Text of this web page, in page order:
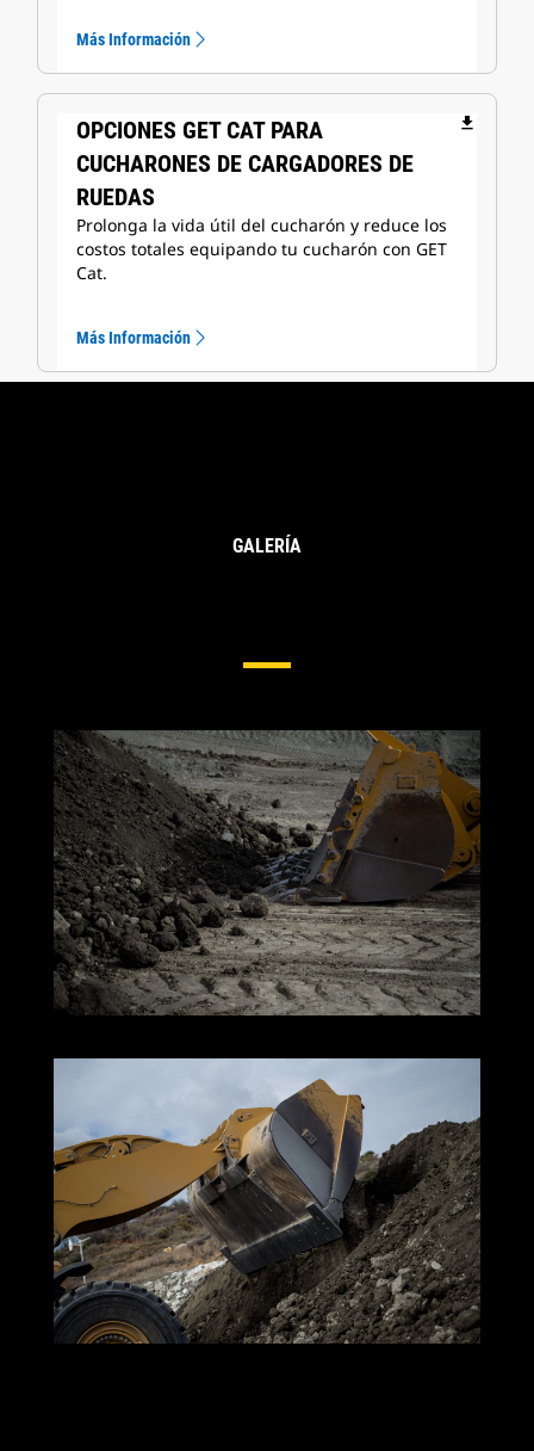
Más Información
OPCIONES GET CAT PARA
CUCHARONES DE CARGADORES DE
RUEDAS
file_download
Prolonga la vida útil del cucharón y reduce los
costos totales equipando tu cucharón con GET
Cat.
Más Información
GALERÍA